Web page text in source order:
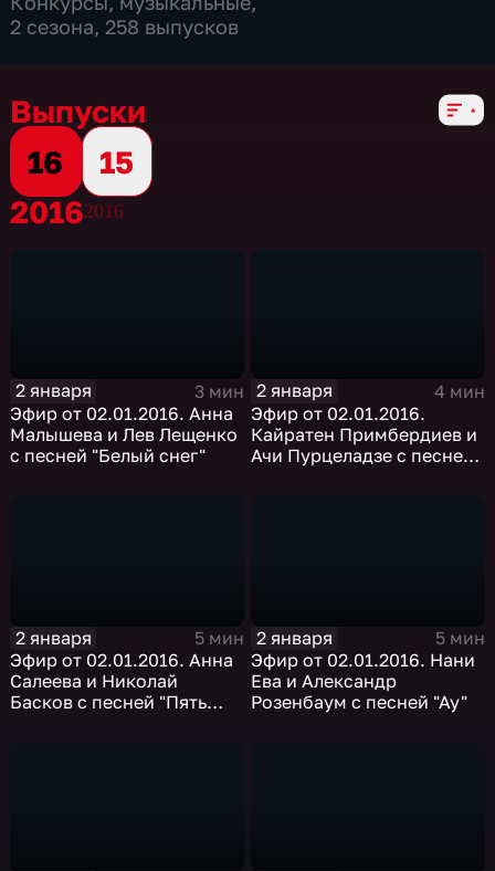
2 сезона, 258 выпусков
Выпуски
16
15
20162016
2 января
3 мин
Эфир от 02.01.2016. Анна
Малышева и Лев Лещенко
с песней "Белый снег"
2 января
4 мин
Эфир от 02.01.2016.
Кайратен Примбердиев и
Ачи Пурцеладзе с песней
2 января
5 мин
Эфир от 02.01.2016. Анна
Салеева и Николай
Басков с песней "Пять
2 января
5 мин
Эфир от 02.01.2016. Нани
Ева и Александр
Розенбаум с песней "Ау"